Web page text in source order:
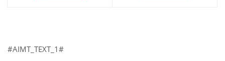
#AIMT_TEXT_1#